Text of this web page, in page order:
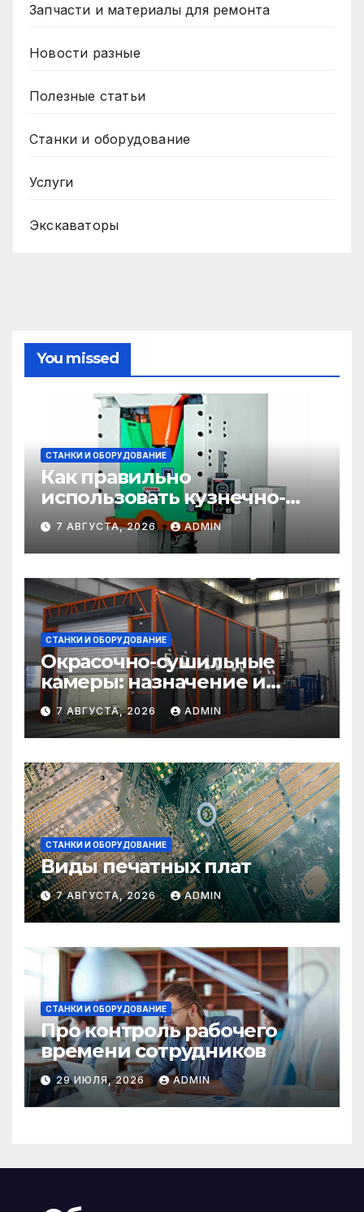
Запчасти и материалы для ремонта
Новости разные
Полезные статьи
Станки и оборудование
Услуги
Экскаваторы
You missed
СТАНКИ И ОБОРУДОВАНИЕ
Как правильно
использовать кузнечно-
прессовое оборудование
7 АВГУСТА, 2026 ADMIN
СТАНКИ И ОБОРУДОВАНИЕ
Окрасочно-сушильные
камеры: назначение и
области применения
7 АВГУСТА, 2026 ADMIN
СТАНКИ И ОБОРУДОВАНИЕ
Виды печатных плат
7 АВГУСТА, 2026 ADMIN
СТАНКИ И ОБОРУДОВАНИЕ
Про контроль рабочего
времени сотрудников
29 ИЮЛЯ, 2026 ADMIN